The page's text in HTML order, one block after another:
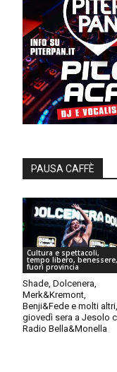
PAUSA CAFFÈ
Cultura e spettacoli,
tempo libero, benessere,
fuori provincia
Shade, Dolcenera,
Merk&Kremont,
Benji&Fede e molti altri,
giovedì sera a Jesolo
Radio Bella&Monella